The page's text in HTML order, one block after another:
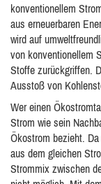
konventionellem
aus erneuerbaren
wird auf
von konventionellem
Stoffe zurückgriffen.
Ausstoß von
Wer einen
Strom wie sein
Ökostrom bezieht.
aus dem gleichen
Strommix zwischen